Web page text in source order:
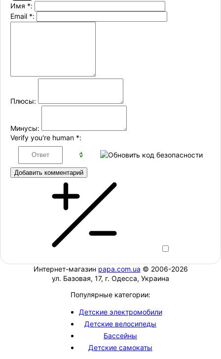
Имя *:
Email *:
Плюсы:
Минусы:
Verify you're human *:
Добавить комментарий
Интернет-магазин papa.com.ua © 2006-2026
ул. Базовая, 17, г. Одесса, Украина
Популярные категории:
Детские электромобили
Детские велосипеды
Бассейны
Детские самокаты